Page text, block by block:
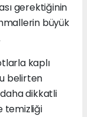
gerektiğinin
büyük
kaplı
belirten
dikkatli
temizliği